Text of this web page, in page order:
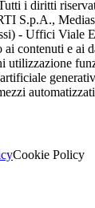
i diritti
S.p.A.,
- Uffici Viale
ai contenuti e ai
utilizzazione
Cookie Policy